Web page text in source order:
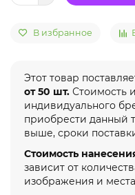
В избранное
Этот товар
от 50 шт. Стоимость
индивидуального
приобрести данный
выше, сроки
Стоимость
зависит от
изображения и